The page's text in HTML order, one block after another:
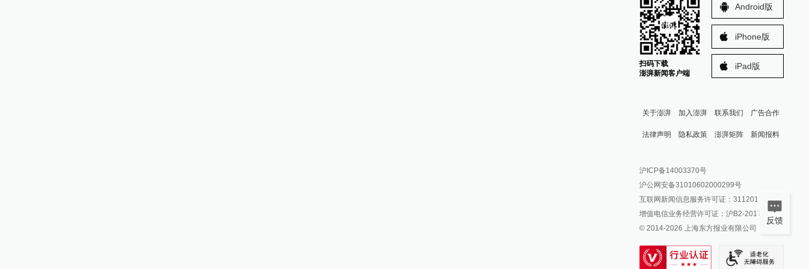
扫码下载
澎湃新闻客户端
Android版
iPhone版
iPad版
关于澎湃 加入澎湃 联系我们 广告合作
法律声明 隐私政策 澎湃矩阵
澎湃新闻公众号
澎湃新闻抖音号
派生万物开放平台
IP SHANGHAI
SIXTH TONE
新闻报料
报料邮箱: news@thepaper.cn
沪ICP备14003370号
沪公网安备31010602000299号
互联网新闻信息服务许可证：31120170006
增值电信业务经营许可证：沪B2-2017116
© 2014-2026 上海东方报业有限公司
反馈